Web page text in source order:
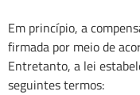
Em princípio, a
firmada por meio de
Entretanto, a lei
seguintes termos: